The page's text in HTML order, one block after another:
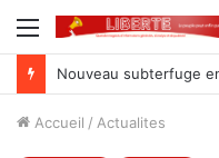
Menu
Accueil / Actualites